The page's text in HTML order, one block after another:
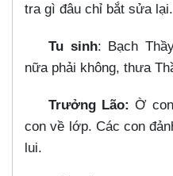
tra gì đâu chỉ bắt sửa lại.
Tu sinh: Bạch
nữa phải không, thưa
Trưởng Lão: Ờ
con về lớp. Các con
lui.